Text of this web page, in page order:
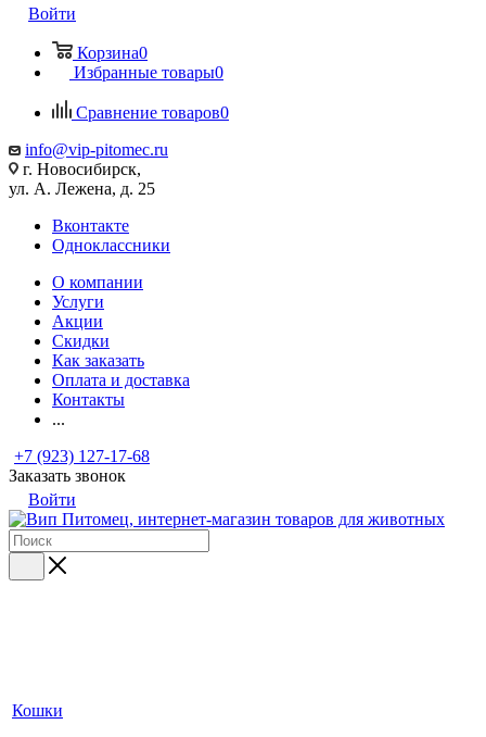
Войти
Корзина0
Избранные товары0
Сравнение товаров0
info@vip-pitomec.ru
г. Новосибирск,
ул. А. Лежена, д. 25
Вконтакте
Одноклассники
О компании
Услуги
Акции
Скидки
Как заказать
Оплата и доставка
Контакты
...
+7 (923) 127-17-68
Заказать звонок
Войти
Кошки